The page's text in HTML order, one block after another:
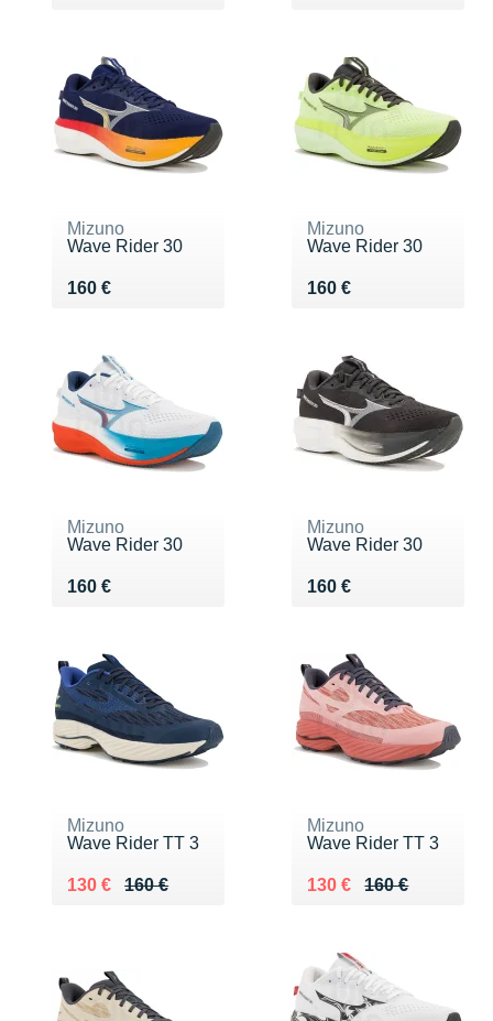
Mizuno
Wave Rider 30
160 €
Vendu 160 €
Mizuno
Wave Rider 30
160 €
Vendu 160 €
Mizuno
Wave Rider 30
160 €
Vendu 160 €
Mizuno
Wave Rider 30
160 €
Vendu 160 €
Mizuno
Wave Rider TT 3
160 €
Au lieu de 160 €
130 €
Vendu 130 €
Mizuno
Wave Rider TT 3
160 €
Au lieu de 160 €
130 €
Vendu 130 €